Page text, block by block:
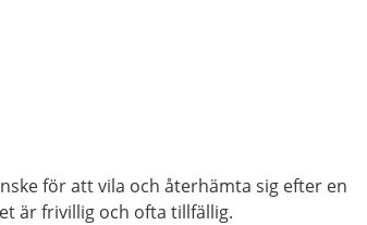
för att vila och återhämta sig efter en
är frivillig och ofta tillfällig.